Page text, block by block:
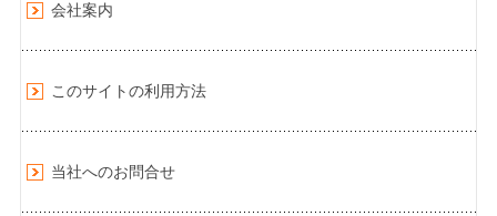
会社案内
このサイトの利用方法
当社へのお問合せ